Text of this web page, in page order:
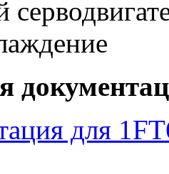
для